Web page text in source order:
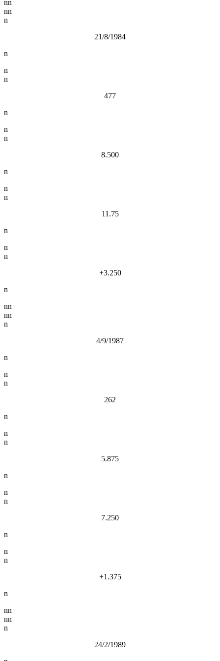
nn
nn
n
21/8/1984
n
n
n
477
n
n
n
8.500
n
n
n
11.75
n
n
n
+3.250
n
nn
nn
n
4/9/1987
n
n
n
262
n
n
n
5.875
n
n
n
7.250
n
n
n
+1.375
n
nn
nn
n
24/2/1989